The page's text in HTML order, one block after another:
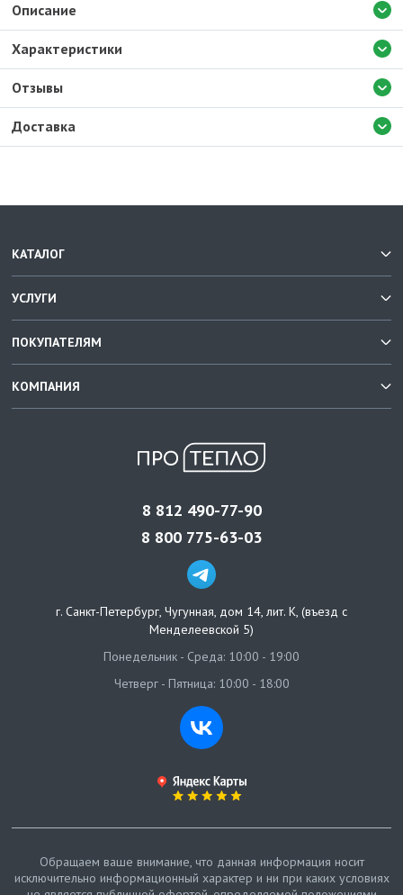
Доставка
Описание
Характеристики
Отзывы
КАТАЛОГ
УСЛУГИ
ПОКУПАТЕЛЯМ
КОМПАНИЯ
8 812 490-77-90
8 800 775-63-03
г. Санкт-Петербург, Чугунная, дом 14, лит. К, (въезд с
Менделеевской 5)
Понедельник - Среда: 10:00 - 19:00
Четверг - Пятница: 10:00 - 18:00
Обращаем ваше внимание, что данная информация носит
исключительно информационный характер и ни при каких условиях